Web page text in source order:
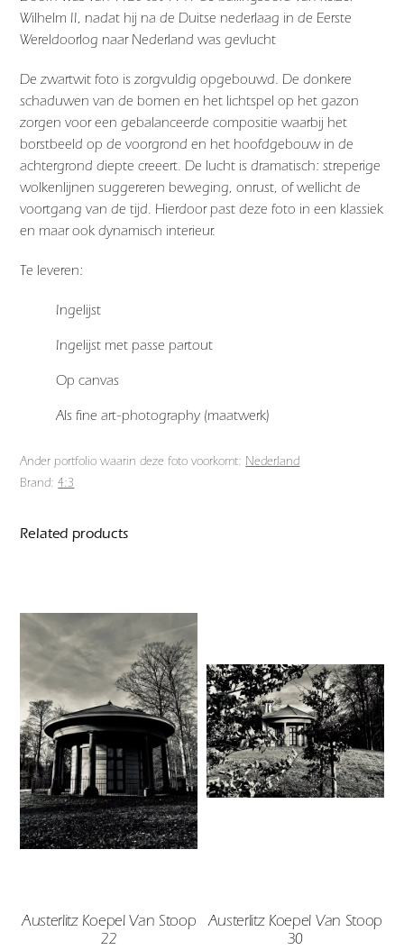
Wilhelm II, nadat hij na de Duitse nederlaag in de Eerste
Wereldoorlog naar Nederland was gevlucht
De zwartwit foto is zorgvuldig opgebouwd. De donkere
schaduwen van de bomen en het lichtspel op het gazon
zorgen voor een gebalanceerde compositie waarbij het
borstbeeld op de voorgrond en het hoofdgebouw in de
achtergrond diepte creeert. De lucht is dramatisch: streperige
wolkenlijnen suggereren beweging, onrust, of wellicht de
voortgang van de tijd. Hierdoor past deze foto in een klassiek
en maar ook dynamisch interieur.
Te leveren:
Ingelijst
Ingelijst met passe partout
Op canvas
Als fine art-photography (maatwerk)
Ander portfolio waarin deze foto voorkomt: Nederland
Brand:4:3
Related products
Austerlitz Koepel Van Stoop
22
Austerlitz Koepel Van Stoop
30